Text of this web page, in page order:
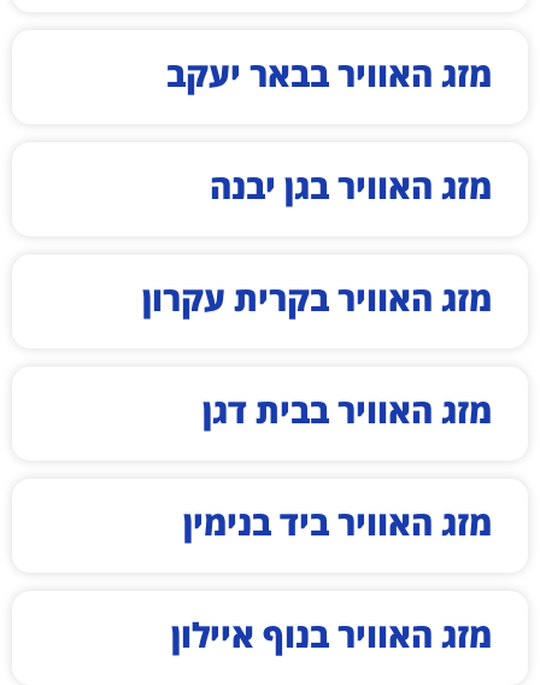
מזג האוויר בבאר יעקב
מזג האוויר בגן יבנה
מזג האוויר בקרית עקרון
מזג האוויר בבית דגן
מזג האוויר ביד בנימין
מזג האוויר בנוף איילון